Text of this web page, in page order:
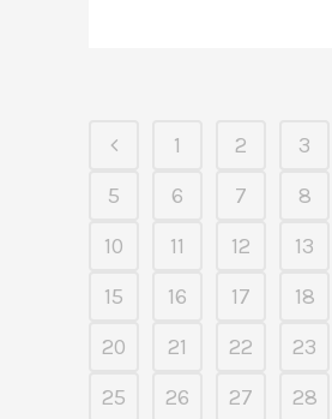
1 2 3
5
6 7 8
10
11 12 13
15
16 17 18
20
21 22 23
25
26 27 28